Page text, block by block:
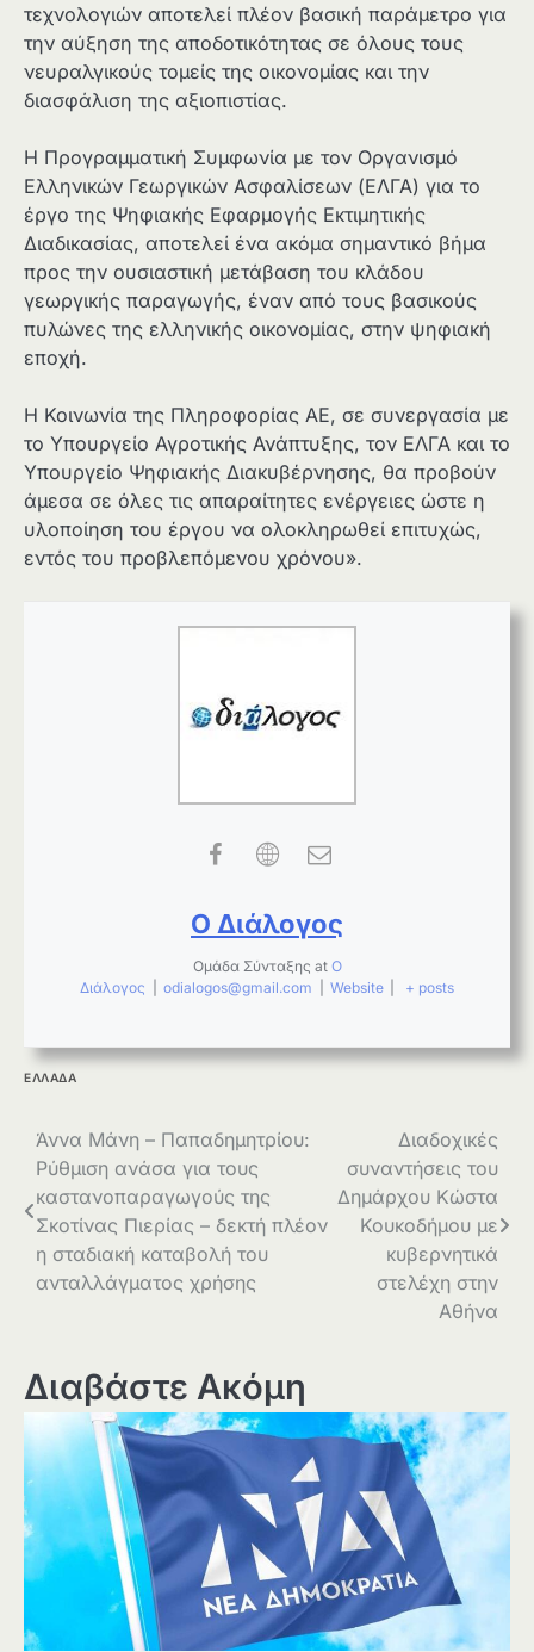
τεχνολογιών αποτελεί πλέον βασική παράμετρο για
την αύξηση της αποδοτικότητας σε όλους τους
νευραλγικούς τομείς της οικονομίας και την
διασφάλιση της αξιοπιστίας.
Η Προγραμματική Συμφωνία με τον Οργανισμό
Ελληνικών Γεωργικών Ασφαλίσεων (ΕΛΓΑ) για το
έργο της Ψηφιακής Εφαρμογής Εκτιμητικής
Διαδικασίας, αποτελεί ένα ακόμα σημαντικό βήμα
προς την ουσιαστική μετάβαση του κλάδου
γεωργικής παραγωγής, έναν από τους βασικούς
πυλώνες της ελληνικής οικονομίας, στην ψηφιακή
εποχή.
Η Κοινωνία της Πληροφορίας ΑΕ, σε συνεργασία με
το Υπουργείο Αγροτικής Ανάπτυξης, τον ΕΛΓΑ και το
Υπουργείο Ψηφιακής Διακυβέρνησης, θα προβούν
άμεσα σε όλες τις απαραίτητες ενέργειες ώστε η
υλοποίηση του έργου να ολοκληρωθεί επιτυχώς,
εντός του προβλεπόμενου χρόνου».
Ο Διάλογος
Ομάδα Σύνταξης at Ο
Διάλογος
odialogos@gmail.com Website + posts
ΕΛΛΑΔΑ
Πλοήγηση
άρθρων
Άννα Μάνη – Παπαδημητρίου:
Ρύθμιση ανάσα για τους
καστανοπαραγωγούς της
Σκοτίνας Πιερίας – δεκτή πλέον
η σταδιακή καταβολή του
ανταλλάγματος χρήσης
Διαδοχικές
συναντήσεις του
Δημάρχου Κώστα
Κουκοδήμου με
κυβερνητικά
στελέχη στην
Αθήνα
Διαβάστε Ακόμη